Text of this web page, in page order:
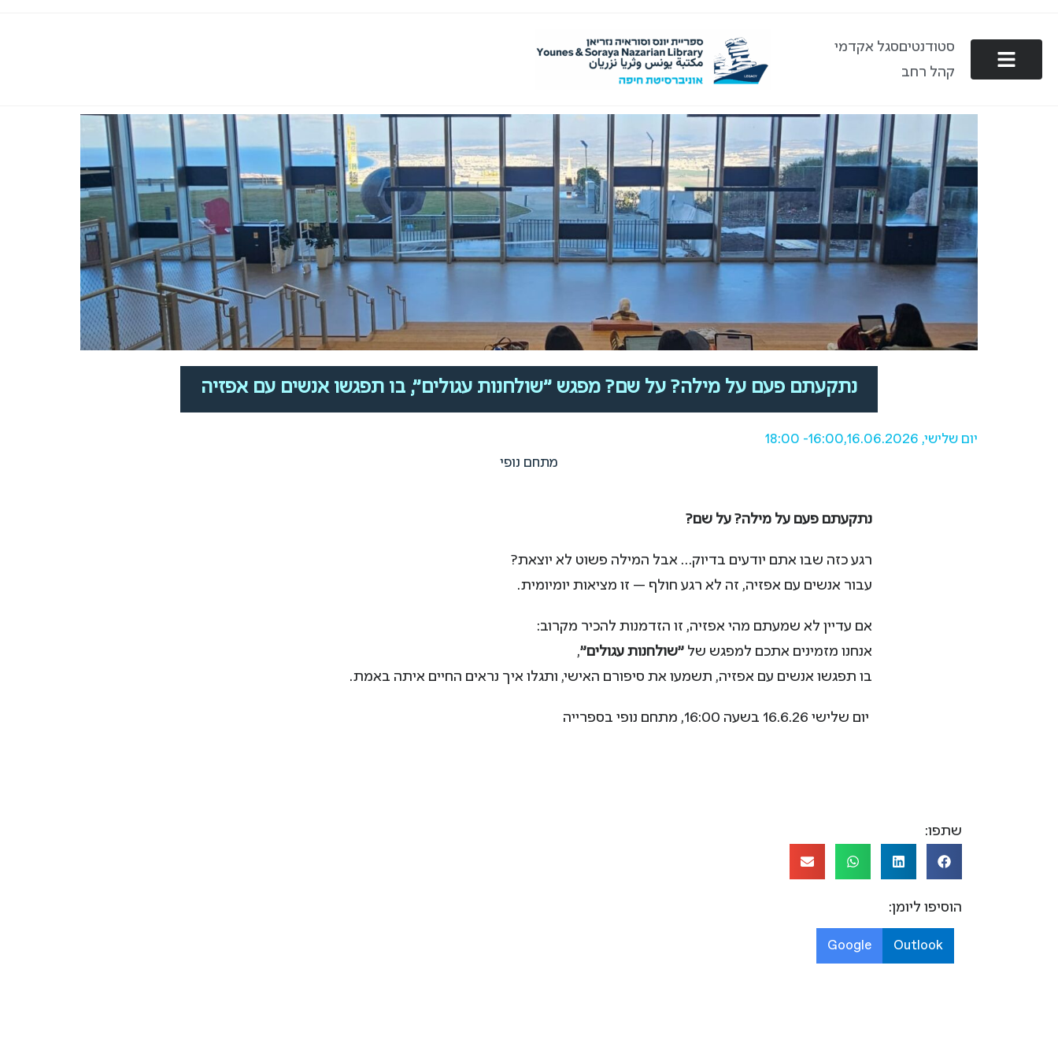
סטודנטיםסגל אקדמי
קהל רחב
נתקעתם פעם על מילה? על שם? מפגש "שולחנות עגולים", בו תפגשו אנשים עם אפזיה
יום שלישי, 16.06.2026, 16:00
- 18:00
מתחם נופי
נתקעתם פעם על מילה? על שם?
רגע כזה שבו אתם יודעים בדיוק… אבל המילה פשוט לא יוצאת?
עבור אנשים עם אפזיה, זה לא רגע חולף — זו מציאות יומיומית.
אם עדיין לא שמעתם מהי אפזיה, זו הזדמנות להכיר מקרוב:
אנחנו מזמינים אתכם למפגש של "שולחנות עגולים",
בו תפגשו אנשים עם אפזיה, תשמעו את סיפורם האישי, ותגלו איך נראים החיים איתה באמת.
‌‌‌‌‌‌‌‌‌‌‌‌‌‌‌‌‌‌‌‌‌‌‌‌‌‌‌‌‌‌‌‌‌‌‌‌‌‌‌‌ ‌‌‌‌‌‌‌‌‌‌‌‌‌‌‌‌‌‌‌‌‌‌‌‌‌‌‌‌‌‌‌‌‌‌‌‌‌‌‌‌יום שלישי 16.6.26 בשעה 16:00, מתחם נופי בספרייה ‌‌‌‌‌‌‌‌‌‌‌‌‌‌‌‌‌‌‌‌‌‌‌‌‌‌‌‌‌‌‌‌‌‌‌‌‌‌‌‌ ‌‌‌‌‌‌‌‌‌‌‌‌‌‌‌‌‌‌‌‌‌‌‌‌‌‌‌‌‌‌‌‌‌‌‌‌‌‌‌‌ ‌‌‌‌‌‌‌‌‌‌‌‌‌‌‌‌‌‌‌‌‌‌‌‌‌‌‌‌‌‌‌‌‌‌‌‌‌‌‌‌
שתפו:
הוסיפו ליומן:
Outlook
Google